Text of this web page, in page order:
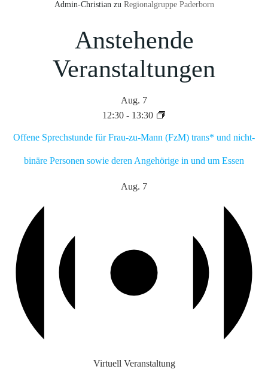
Admin-Christianzu Regionalgruppe Paderborn
Anstehende
Veranstaltungen
Aug. 7
12:30- 13:30
Offene Sprechstunde für Frau-zu-Mann (FzM) trans* und nicht-
binäre Personen sowie deren Angehörige in und um Essen
Aug. 7
Virtuell Veranstaltung